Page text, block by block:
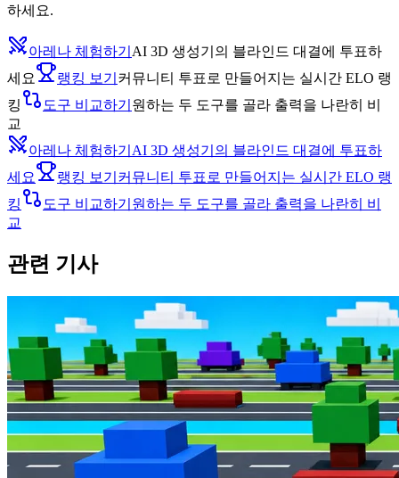
하세요.
아레나 체험하기 AI 3D 생성기의 블라인드 대결에 투표하
세요
랭킹 보기 커뮤니티 투표로 만들어지는 실시간 ELO 랭
킹
도구 비교하기 원하는 두 도구를 골라 출력을 나란히 비
교
아레나 체험하기 AI 3D 생성기의 블라인드 대결에 투표하
세요
랭킹 보기 커뮤니티 투표로 만들어지는 실시간 ELO 랭
킹
도구 비교하기 원하는 두 도구를 골라 출력을 나란히 비
교
관련 기사